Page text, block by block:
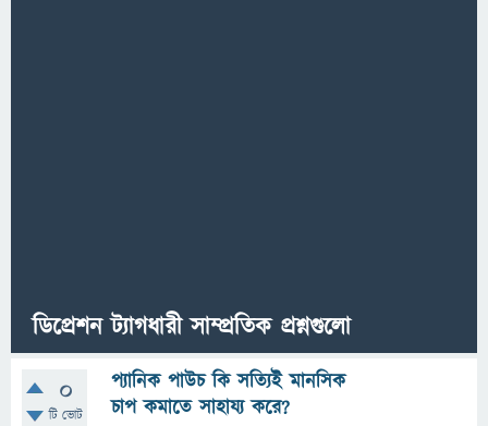
ডিপ্রেশন ট্যাগধারী সাম্প্রতিক প্রশ্নগুলো
0
টি ভোট
প্যানিক পাউচ কি সত্যিই মানসিক
চাপ কমাতে সাহায্য করে?